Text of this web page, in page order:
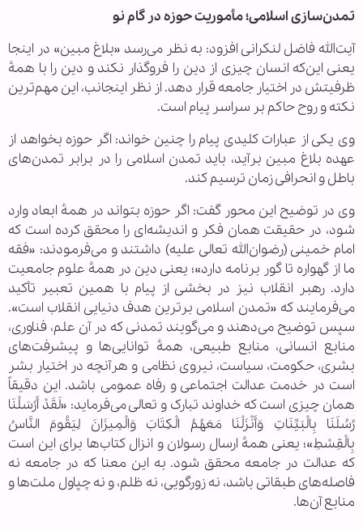
تمدن‌سازی اسلامی؛ مأموریت حوزه در گام نو
آیت‌الله فاضل لنکرانی افزود: به نظر می‌رسد «بلاغ مبین» در اینجا
یعنی این‌که انسان چیزی از دین را فروگذار نکند و دین را با همهٔ
ظرفیتش در اختیار جامعه قرار دهد. از نظر اینجانب، این مهم‌ترین
نکته و روح حاکم بر سراسر پیام است.
وی یکی از عبارات کلیدی پیام را چنین خواند: اگر حوزه بخواهد از
عهده بلاغ مبین برآید، باید تمدن اسلامی را در برابر تمدن‌های
باطل و انحرافی زمان ترسیم کند.
وی در توضیح این محور گفت: اگر حوزه بتواند در همهٔ ابعاد وارد
شود، در حقیقت همان فکر و اندیشه‌ای را محقق کرده است که
امام خمینی (رضوان‌الله تعالی علیه) داشتند و می‌فرمودند: «فقه
ما از گهواره تا گور برنامه دارد»؛ یعنی دین در همهٔ علوم جامعیت
دارد. رهبر انقلاب نیز در بخشی از پیام با همین تعبیر تأکید
می‌فرمایند که «تمدن اسلامی برترین هدف دنیایی انقلاب است».
سپس توضیح می‌دهند و می‌گویند تمدنی که در آن علم، فناوری،
منابع انسانی، منابع طبیعی، همهٔ توانایی‌ها و پیشرفت‌های
بشری، حکومت، سیاست، نیروی نظامی و هرآنچه در اختیار بشر
است در خدمت عدالت اجتماعی و رفاه عمومی باشد. این دقیقاً
همان چیزی است که خداوند تبارک و تعالی می‌فرماید: «لَقَدْ أَرْسَلْنَا
رُسُلَنَا بِالْبَیِّنَاتِ وَأَنْزَلْنَا مَعَهُمُ الْکِتَابَ وَالْمِیزَانَ لِیَقُومَ النَّاسُ
بِالْقِسْطِ»؛ یعنی همهٔ ارسال رسولان و انزال کتاب‌ها برای این است
که عدالت در جامعه محقق شود. به این معنا که در جامعه نه
فاصله‌های طبقاتی باشد، نه زورگویی، نه ظلم، و نه چپاول ملت‌ها و
منابع آن‌ها.